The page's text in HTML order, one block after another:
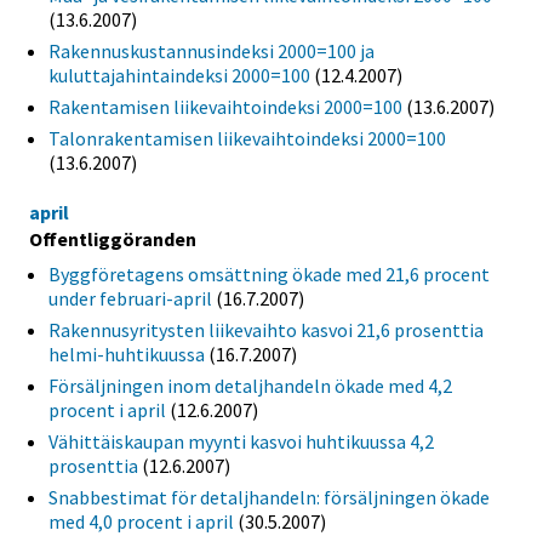
(13.6.2007)
Rakennuskustannusindeksi 2000=100 ja
kuluttajahintaindeksi 2000=100 (12.4.2007)
Rakentamisen liikevaihtoindeksi 2000=100 (13.6.2007)
Talonrakentamisen liikevaihtoindeksi 2000=100
(13.6.2007)
april
Offentliggöranden
Byggföretagens omsättning ökade med 21,6 procent
under februari-april (16.7.2007)
Rakennusyritysten liikevaihto kasvoi 21,6 prosenttia
helmi-huhtikuussa (16.7.2007)
Försäljningen inom detaljhandeln ökade med 4,2
procent i april (12.6.2007)
Vähittäiskaupan myynti kasvoi huhtikuussa 4,2
prosenttia (12.6.2007)
Snabbestimat för detaljhandeln: försäljningen ökade
med 4,0 procent i april (30.5.2007)